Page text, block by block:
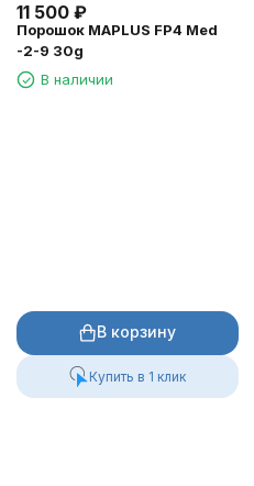
11 500 ₽
Порошок MAPLUS FP4 Med
-2-9 30g
В наличии
В корзину
Купить в 1 клик